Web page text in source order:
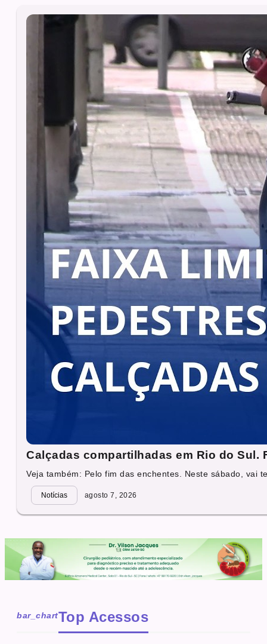
Calçadas compartilhadas em Rio do
Veja também: Pelo fim das enchentes. Neste sábado, vai
Notícias agosto 7, 2026
bar_chartTop Acessos